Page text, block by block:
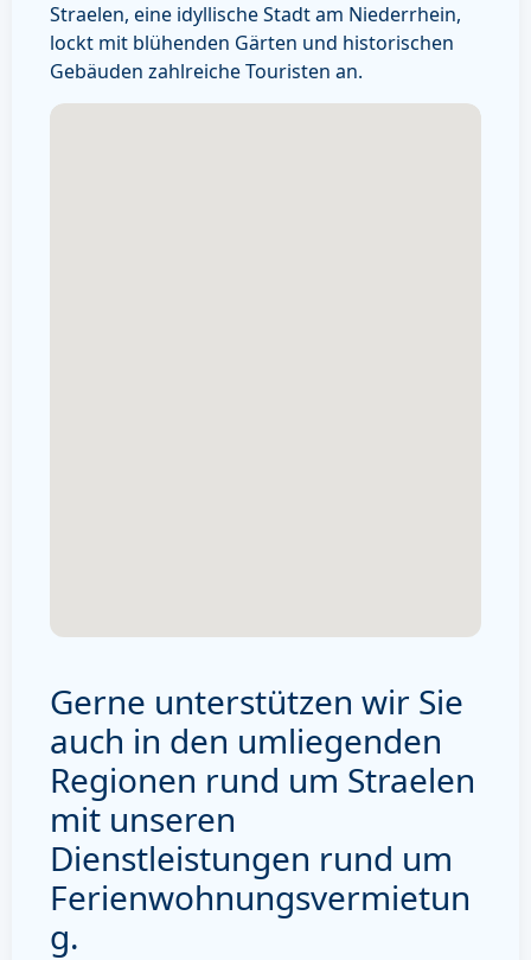
Straelen, eine idyllische Stadt am Niederrhein,
lockt mit blühenden Gärten und historischen
Gebäuden zahlreiche Touristen an.
Gerne unterstützen wir Sie
auch in den umliegenden
Regionen rund um Straelen
mit unseren
Dienstleistungen rund um
Ferienwohnungsvermietun
g.